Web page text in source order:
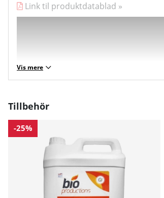
Link til produktdatablad »
Vis mere
Tillbehör
-25%